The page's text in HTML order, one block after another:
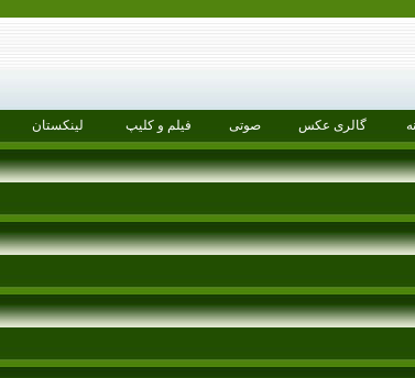
گالری عکس صوتی فیلم و کلیپ لینکستان